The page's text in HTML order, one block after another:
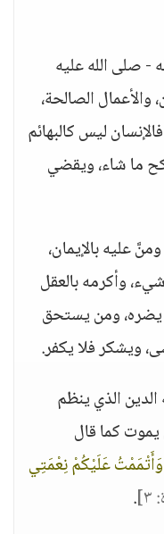
- صلى الله عليه
والأعمال الصالحة،
ليس كالبهائم
ما شاء، ويقضي
عليه بالإيمان،
وأكرمه بالعقل
يضره، ومن يستحق
ويشكر فلا يكفر.
الدين الذي ينظم
كما قال
عَلَيْكُمْ نِعْمَتِي
.